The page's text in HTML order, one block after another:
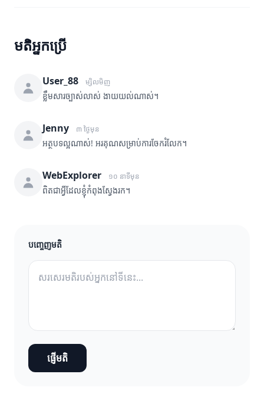
មតិអ្នកប្រើ
User_88 ម្សិលមិញ
ខ្លឹមសារច្បាស់លាស់ ងាយយល់ណាស់។
Jenny ៣ ថ្ងៃមុន
អត្ថបទល្អណាស់! អរគុណសម្រាប់ការចែករំលែក។
WebExplorer ១០ នាទីមុន
ពិតជាអ្វីដែលខ្ញុំកំពុងស្វែងរក។
បញ្ចេញមតិ
ផ្ញើមតិ